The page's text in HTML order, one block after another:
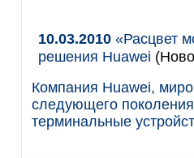
10.03.2010 «Расцвет
решения Huawei
Компания Huawei,
следующего
терминальные